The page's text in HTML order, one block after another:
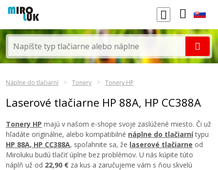
Náplne do tlačiarní Tonery Tonery HP
Laserové tlačiarne HP 88A, HP CC388A
Tonery HP majú v našom e-shope svoje zaslúžené miesto. Či už
hľadáte originálne, alebo kompatibilné náplne do tlačiarnítypu
HP 88A, HP CC388A, spoľahnite sa, že laserové tlačiarne od
Miroluku budú tlačiť úplne bez problémov. U nás kúpite túto
náplň už od 22,90 € za kus a zaručujeme vám s ňou skvelú